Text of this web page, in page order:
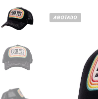
AGOTADO